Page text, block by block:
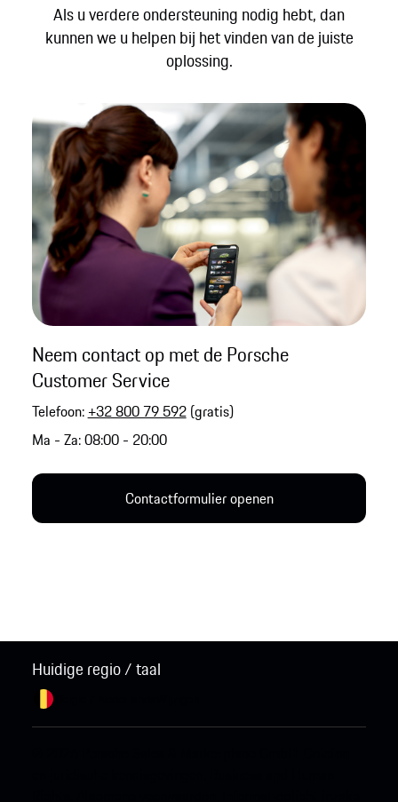
Als u verdere ondersteuning nodig hebt, dan
kunnen we u helpen bij het vinden van de juiste
oplossing.
Neem contact op met de Porsche
Customer Service
Telefoon: +32 800 79 592(gratis)
Ma - Za: 08:00 - 20:00
Contactformulier openen
Huidige regio / taal